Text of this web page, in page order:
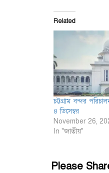
Related
চট্টগ্রাম বন্দর
৪ ডিসেম্বর
November 26,
In "জাতীয়"
Please